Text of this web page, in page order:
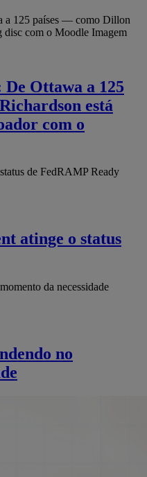
Ottawa a 125
está
com o
atinge o status
no